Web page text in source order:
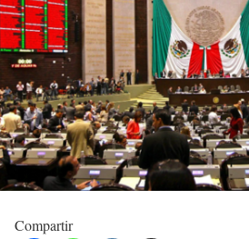
Compartir